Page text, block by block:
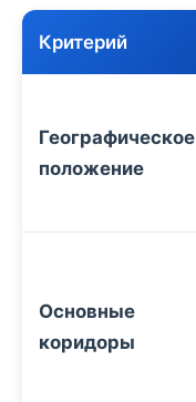
Критерий
Географическое
положение
Основные
коридоры